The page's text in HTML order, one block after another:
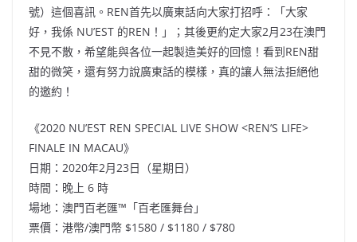
號）這個喜訊。REN首先以廣東話向大家打招呼：「大家
好，我係 NU’EST 的REN！」；其後更約定大家2月23在澳門
不見不散，希望能與各位一起製造美好的回憶！看到REN甜
甜的微笑，還有努力說廣東話的模樣，真的讓人無法拒絕他
的邀約！
《2020 NU’EST REN SPECIAL LIVE SHOW <REN’S LIFE>
FINALE IN MACAU》
日期：2020年2月23日（星期日）
時間：晚上 6 時
場地：澳門百老匯™「百老匯舞台」
票價：港幣/澳門幣 $1580 / $1180 / $780